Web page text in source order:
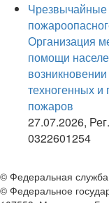
Чрезвычайные
Организация
помощи
возникновении
техногенных
пожаров
27.07.2026,
0322601254
© Федеральная
© Федеральное